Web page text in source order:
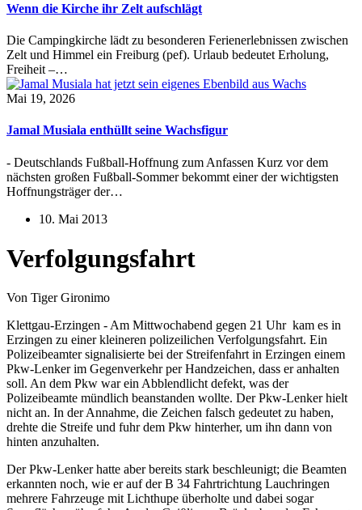
Wenn die Kirche ihr Zelt aufschlägt
Die Campingkirche lädt zu besonderen Ferienerlebnissen zwischen
Zelt und Himmel ein Freiburg (pef). Urlaub bedeutet Erholung,
Freiheit –…
Mai 19, 2026
Jamal Musiala enthüllt seine Wachsfigur
- Deutschlands Fußball-Hoffnung zum Anfassen Kurz vor dem
nächsten großen Fußball-Sommer bekommt einer der wichtigsten
Hoffnungsträger der…
10. Mai 2013
Verfolgungsfahrt
Von Tiger Gironimo
Klettgau-Erzingen - Am Mittwochabend gegen 21 Uhr kam es in
Erzingen zu einer kleineren polizeilichen Verfolgungsfahrt. Ein
Polizeibeamter signalisierte bei der Streifenfahrt in Erzingen einem
Pkw-Lenker im Gegenverkehr per Handzeichen, dass er anhalten
soll. An dem Pkw war ein Abblendlicht defekt, was der
Polizeibeamte mündlich beanstanden wollte. Der Pkw-Lenker hielt
nicht an. In der Annahme, die Zeichen falsch gedeutet zu haben,
drehte die Streife und fuhr dem Pkw hinterher, um ihn dann von
hinten anzuhalten.
Der Pkw-Lenker hatte aber bereits stark beschleunigt; die Beamten
erkannten noch, wie er auf der B 34 Fahrtrichtung Lauchringen
mehrere Fahrzeuge mit Lichthupe überholte und dabei sogar